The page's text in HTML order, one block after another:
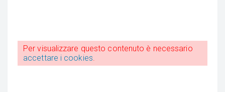
Per visualizzare questo contenuto è necessario
accettare i cookies